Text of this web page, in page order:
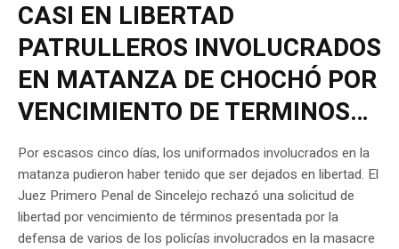
CASI EN LIBERTAD
PATRULLEROS INVOLUCRADOS
EN MATANZA DE CHOCHÓ POR
VENCIMIENTO DE TERMINOS…
Por escasos cinco días, los uniformados involucrados en la
matanza pudieron haber tenido que ser dejados en libertad. El
Juez Primero Penal de Sincelejo rechazó una solicitud de
libertad por vencimiento de términos presentada por la
defensa de varios de los policías involucrados en la masacre